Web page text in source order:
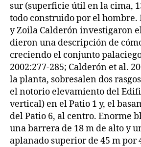
sur (superficie útil en la cima,
todo construido por el hombre.
y Zoila Calderón investigaron
dieron una descripción de
creciendo el conjunto
2002:277-285; Calderón et al.
la planta, sobresalen dos
el notorio elevamiento del
vertical) en el Patio 1 y, el
del Patio 6, al centro. Enorme
una barrera de 18 m de alto y
aplanado superior de 45 m por